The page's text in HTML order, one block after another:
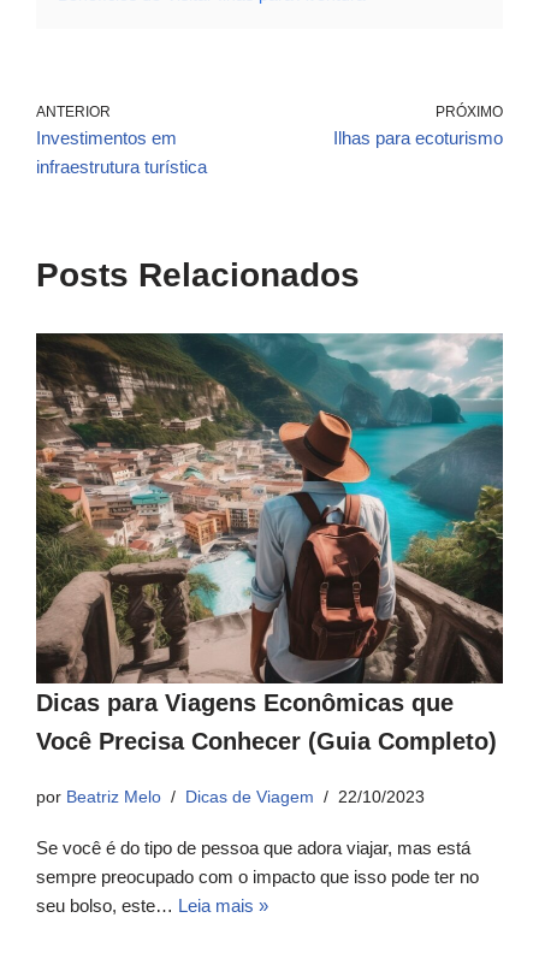
ANTERIOR
Investimentos em
infraestrutura turística
PRÓXIMO
Ilhas para ecoturismo
Posts Relacionados
Dicas para Viagens Econômicas que
Você Precisa Conhecer (Guia Completo)
por Beatriz Melo Dicas de Viagem 22/10/2023
Se você é do tipo de pessoa que adora viajar, mas está
sempre preocupado com o impacto que isso pode ter no
seu bolso, este… Leia mais »